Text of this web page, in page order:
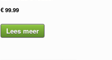
€99.99
Lees meer